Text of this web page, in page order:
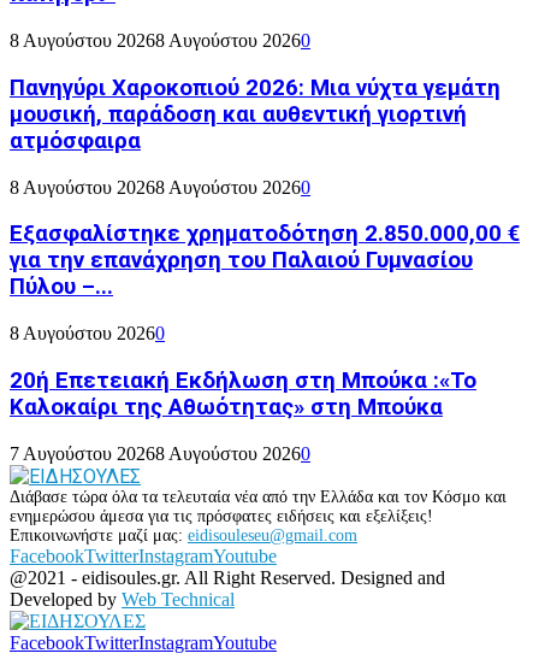
8 Αυγούστου 20268 Αυγούστου 20260
Πανηγύρι Χαροκοπιού 2026: Μια νύχτα γεμάτη
μουσική, παράδοση και αυθεντική γιορτινή
ατμόσφαιρα
8 Αυγούστου 20268 Αυγούστου 20260
Εξασφαλίστηκε χρηματοδότηση 2.850.000,00 €
για την επανάχρηση του Παλαιού Γυμνασίου
Πύλου –...
8 Αυγούστου 20260
20ή Επετειακή Εκδήλωση στη Μπούκα :«Το
Καλοκαίρι της Αθωότητας» στη Μπούκα
7 Αυγούστου 20268 Αυγούστου 20260
Διάβασε τώρα όλα τα τελευταία νέα από την Ελλάδα και τον Κόσμο και
ενημερώσου άμεσα για τις πρόσφατες ειδήσεις και εξελίξεις!
Επικοινωνήστε μαζί μας: eidisouleseu@gmail.com
FacebookTwitterInstagramYoutube
@2021 - eidisoules.gr. All Right Reserved. Designed and
Developed by Web Technical
FacebookTwitterInstagramYoutube